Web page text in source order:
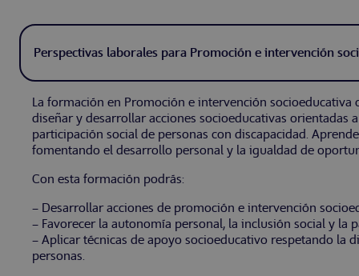
Perspectivas laborales para Promoción e intervención
La formación en Promoción e intervención socioeducativa
diseñar y desarrollar acciones socioeducativas orientadas
participación social de personas con discapacidad.
fomentando el desarrollo personal y la igualdad de
Con esta formación podrás:
– Desarrollar acciones de promoción e intervención
– Favorecer la autonomía personal, la inclusión social y la
– Aplicar técnicas de apoyo socioeducativo respetando la
personas.